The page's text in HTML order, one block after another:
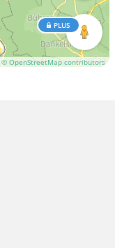
© OpenStreetMap contributors
PLUS